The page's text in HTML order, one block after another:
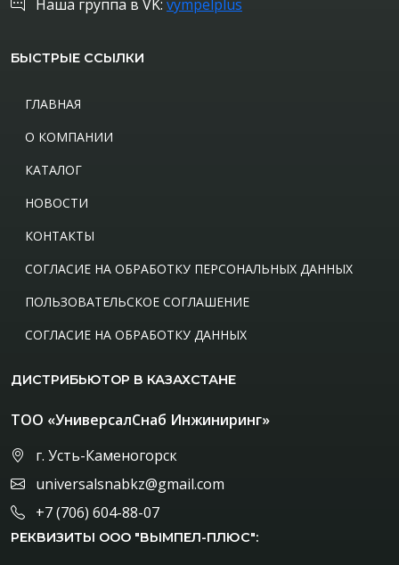
Наша группа в VK: vympelplus
БЫСТРЫЕ ССЫЛКИ
ГЛАВНАЯ
О КОМПАНИИ
КАТАЛОГ
НОВОСТИ
КОНТАКТЫ
СОГЛАСИЕ НА ОБРАБОТКУ ПЕРСОНАЛЬНЫХ ДАННЫХ
ПОЛЬЗОВАТЕЛЬСКОЕ СОГЛАШЕНИЕ
СОГЛАСИЕ НА ОБРАБОТКУ ДАННЫХ
ДИСТРИБЬЮТОР В КАЗАХСТАНЕ
ТОО «УниверсалСнаб Инжиниринг»
г. Усть-Каменогорск
universalsnabkz@gmail.com
+7 (706) 604-88-07
РЕКВИЗИТЫ ООО "ВЫМПЕЛ-ПЛЮС":